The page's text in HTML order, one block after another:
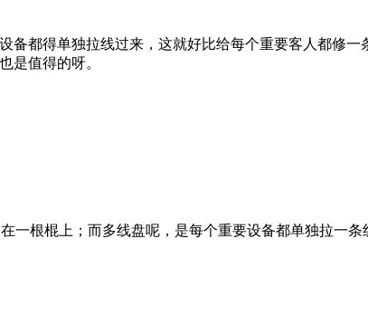
备都得单独拉线过来，这就好比给每个重要客人都修
是值得的呀。
一根棍上；而多线盘呢，是每个重要设备都单独拉一